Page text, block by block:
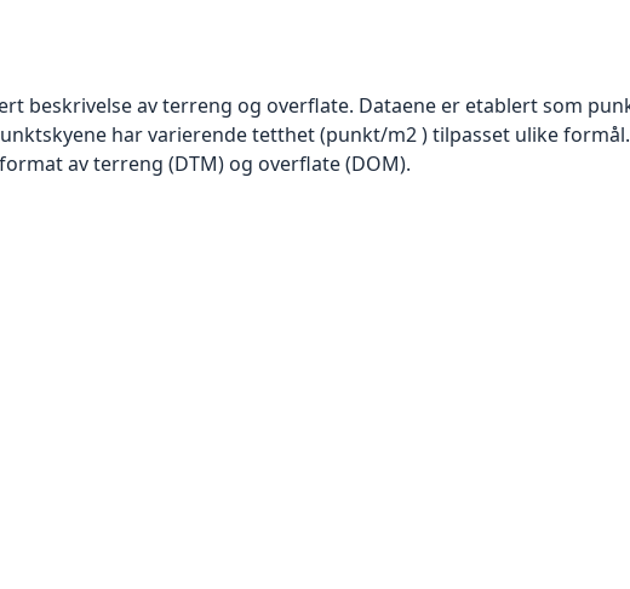
beskrivelse av terreng og overflate. Dataene er etablert som
har varierende tetthet (punkt/m2 ) tilpasset ulike
av terreng (DTM) og overflate (DOM).